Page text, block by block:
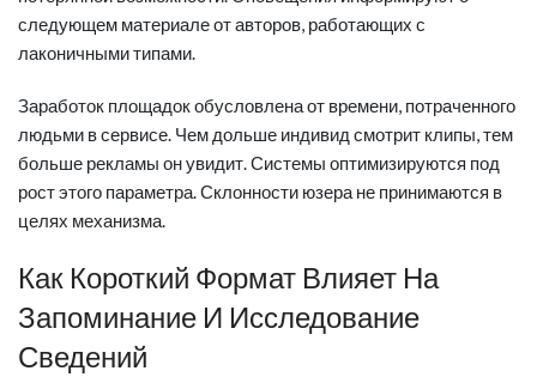
следующем материале от авторов, работающих с
лаконичными типами.
Заработок площадок обусловлена от времени, потраченного
людьми в сервисе. Чем дольше индивид смотрит клипы, тем
больше рекламы он увидит. Системы оптимизируются под
рост этого параметра. Склонности юзера не принимаются в
целях механизма.
Как Короткий Формат Влияет На
Запоминание И Исследование
Сведений